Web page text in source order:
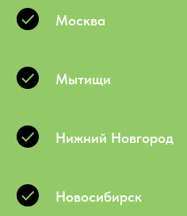
Москва
Мытищи
Нижний Новгород
Новосибирск